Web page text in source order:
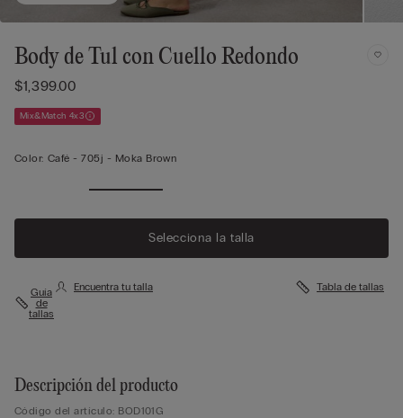
Body de Tul con Cuello Redondo
$1,399.00
Mix&Match 4x3
Color: Café -705j - Moka Brown
Selecciona la talla
Guía
de
tallas
Encuentra tu talla Tabla de tallas
Descripción del producto
Código del artículo: BOD101G